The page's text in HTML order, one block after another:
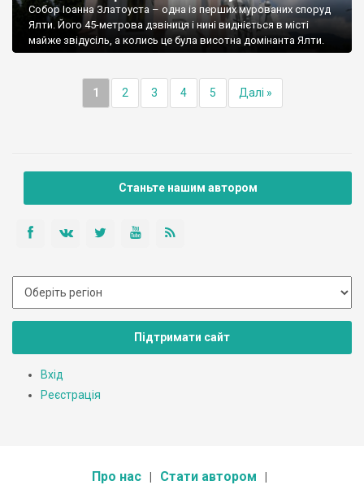
Собор Іоанна Златоуста – одна із перших мурованих споруд
Ялти. Його 45-метрова дзвіниця і нині видніється в місті
майже звідусіль, а колись це була висотна домінанта Ялти.
1 2 3 4 5 Далі »
Станьте нашим автором
Підтримати сайт
Вхід
Реєстрація
Про нас Стати автором